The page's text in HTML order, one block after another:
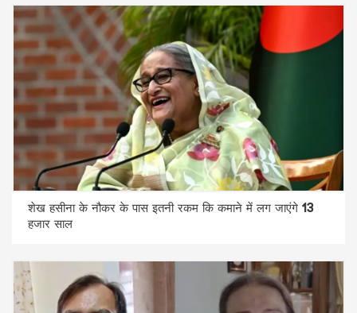
शेख हसीना के नौकर के पास इतनी रकम कि कमाने में लग जाएंगे 13
हजार साल